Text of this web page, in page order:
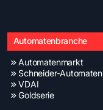
Automatenbranche
Automatenmarkt
Schneider-Automaten
VDAI
Goldserie